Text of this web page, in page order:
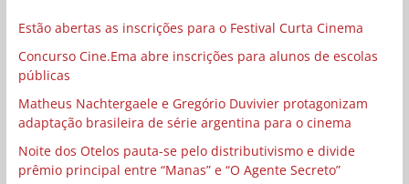
Estão abertas as inscrições para o Festival Curta Cinema
Concurso Cine.Ema abre inscrições para alunos de escolas
públicas
Matheus Nachtergaele e Gregório Duvivier protagonizam
adaptação brasileira de série argentina para o cinema
Noite dos Otelos pauta-se pelo distributivismo e divide
prêmio principal entre “Manas” e “O Agente Secreto”